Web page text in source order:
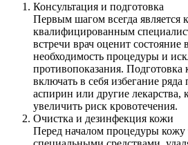
Консультация и подготовка
Первым шагом всегда является
квалифицированным
встречи врач оценит
необходимость процедуры и
противопоказания. Подготовка
включать в себя избегание ряда
аспирин или другие лекарства,
увеличить риск кровотечения.
Очистка и дезинфекция кожи
Перед началом процедуры